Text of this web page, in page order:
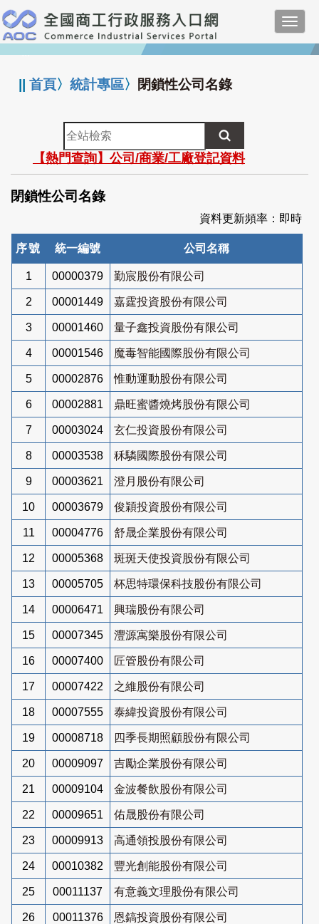
跳
到
主
要
:::
||首頁〉統計專區〉 閉鎖性公司名錄
全
站
檢
索
【熱門查詢】公司/商業/工廠登記資料
閉鎖性公司名錄
資料更新頻率：即時
序號 統一編號 公司名稱
1 00000379 勤宸股份有限公司
2 00001449 嘉霆投資股份有限公司
3 00001460 量子鑫投資股份有限公司
4 00001546 魔毒智能國際股份有限公司
5 00002876 惟動運動股份有限公司
6 00002881 鼎旺蜜醬燒烤股份有限公司
7 00003024 玄仁投資股份有限公司
8 00003538 秝驎國際股份有限公司
9 00003621 澄月股份有限公司
10 00003679 俊穎投資股份有限公司
11 00004776 舒晟企業股份有限公司
12 00005368 斑斑天使投資股份有限公司
13 00005705 杯思特環保科技股份有限公司
14 00006471 興瑞股份有限公司
15 00007345 灃源寓樂股份有限公司
16 00007400 匠管股份有限公司
17 00007422 之維股份有限公司
18 00007555 泰緯投資股份有限公司
19 00008718 四季長期照顧股份有限公司
20 00009097 吉勵企業股份有限公司
21 00009104 金波餐飲股份有限公司
22 00009651 佑晟股份有限公司
23 00009913 高通領投股份有限公司
24 00010382 豐光創能股份有限公司
25 00011137 有意義文理股份有限公司
26 00011376 恩鎬投資股份有限公司